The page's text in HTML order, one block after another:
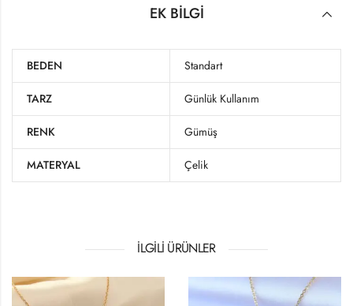
EK BILGI
BEDEN Standart
TARZ Günlük Kullanım
RENK Gümüş
MATERYAL Çelik
İLGILI ÜRÜNLER